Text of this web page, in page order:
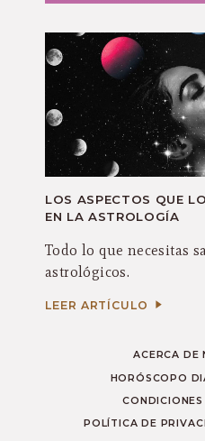
LOS ASPECTOS QUE
EN LA ASTROLOGÍA
Todo lo que necesitas
astrológicos.
LEER ARTÍCULO
ACERCA DE
HORÓSCOPO
POLÍTICA DE